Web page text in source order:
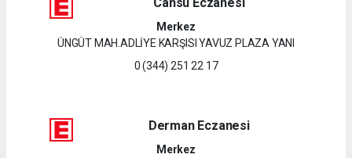
Merkez
ÜNGÜT MAH.ADLİYE KARŞISI YAVUZ PLAZA YANI
0 (344) 251 22 17
Derman Eczanesi
Merkez